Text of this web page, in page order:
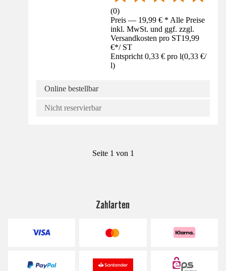
(0)
Preis — 19,99 € * Alle Preise
inkl. MwSt. und ggf. zzgl.
Versandkosten pro ST19,99
€*/ ST
Entspricht 0,33 € pro l(0,33 €/
l)
Online bestellbar
Nicht reservierbar
Seite 1 von 1
Zahlarten